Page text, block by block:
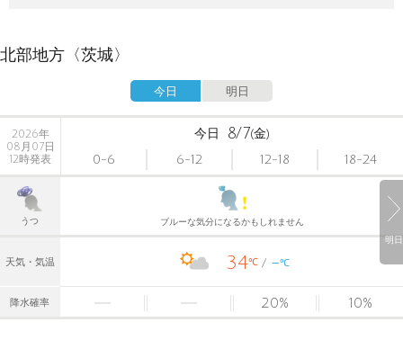
北部地方〈茨城〉
今日 明日
明日
2026年
08月07日
12時発表
今日 8/7(金)
0-6
6-12 12-18 18-24
うつ ブルーな気分になるかもしれません
天気・気温 34℃ -℃
降水確率 20% 10%